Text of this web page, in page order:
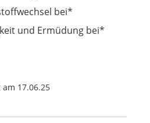
bei*
und Ermüdung bei*
am 17.06.25